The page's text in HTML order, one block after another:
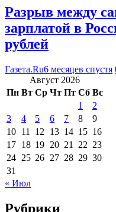
Разрыв между
зарплатой в
рублей
Газета.Ru6 месяцев спустя
Август 2026
Пн Вт Ср Чт Пт Сб Вс
1
2
3
4 5 6 7 8
9
10 11 12 13 14 15 16
17 18 19 20 21 22 23
24 25 26 27 28 29 30
31
« Июл
Рубрики